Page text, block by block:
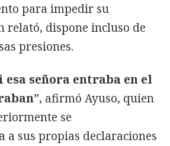
para impedir su
relató, dispone incluso de
presiones.
esa señora entraba en el
”, afirmó Ayuso, quien
se
a sus propias declaraciones